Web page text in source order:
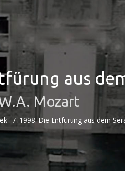
aus
Mozart
1998: Die Entfürung aus dem